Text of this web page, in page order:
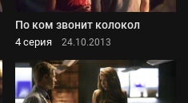
По ком звонит колокол
4 серия 24.10.2013